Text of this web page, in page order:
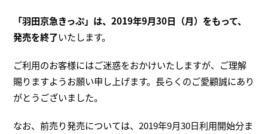
「羽田京急きっぷ」は、2019年9月30日（月）をもって、
発売を終了いたします。
ご利用のお客様にはご迷惑をおかけいたしますが、ご理解
賜りますようお願い申し上げます。長らくのご愛顧誠にあり
がとうございました。
なお、前売り発売については、2019年9月30日利用開始分ま